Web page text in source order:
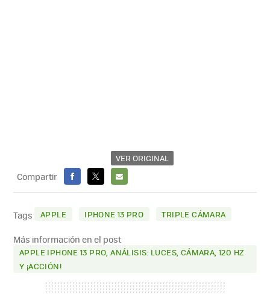
VER ORIGINAL
Compartir
FACEBOOK
X
E-
MAIL
Tags APPLE IPHONE 13 PRO TRIPLE CÁMARA
Más información en el post
APPLE IPHONE 13 PRO, ANÁLISIS: LUCES, CÁMARA, 120 HZ
Y ¡ACCIÓN!